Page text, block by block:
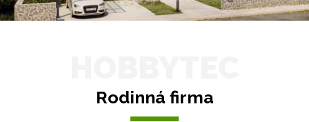
Rodinná firma